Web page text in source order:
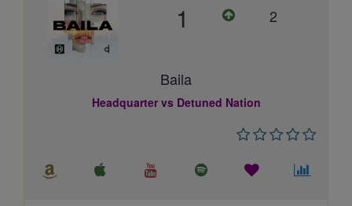
1 2
Baila
Headquarter vs Detuned Nation